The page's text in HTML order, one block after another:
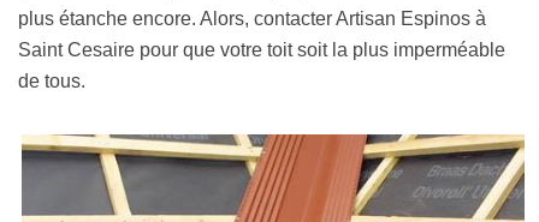
plus étanche encore. Alors, contacter Artisan Espinos à
Saint Cesaire pour que votre toit soit la plus imperméable
de tous.